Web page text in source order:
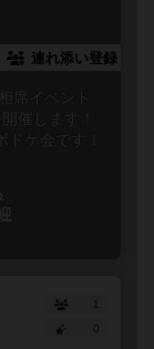
連れ添い登録
席イベント
催します！
ゲ会です！
1